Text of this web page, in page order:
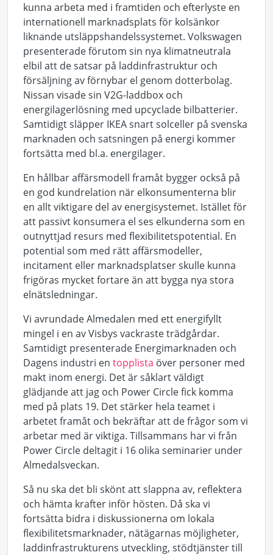
kunna arbeta med i framtiden och efterlyste en
internationell marknadsplats för kolsänkor
liknande utsläppshandelssystemet. Volkswagen
presenterade förutom sin nya klimatneutrala
elbil att de satsar på laddinfrastruktur och
försäljning av förnybar el genom dotterbolag.
Nissan visade sin V2G-laddbox och
energilagerlösning med upcyclade bilbatterier.
Samtidigt släpper IKEA snart solceller på svenska
marknaden och satsningen på energi kommer
fortsätta med bl.a. energilager.
En hållbar affärsmodell framåt bygger också på
en god kundrelation när elkonsumenterna blir
en allt viktigare del av energisystemet. Istället för
att passivt konsumera el ses elkunderna som en
outnyttjad resurs med flexibilitetspotential. En
potential som med rätt affärsmodeller,
incitament eller marknadsplatser skulle kunna
frigöras mycket fortare än att bygga nya stora
elnätsledningar.
Vi avrundade Almedalen med ett energifyllt
mingel i en av Visbys vackraste trädgårdar.
Samtidigt presenterade Energimarknaden och
Dagens industri en topplista över personer med
makt inom energi. Det är såklart väldigt
glädjande att jag och Power Circle fick komma
med på plats 19. Det stärker hela teamet i
arbetet framåt och bekräftar att de frågor som vi
arbetar med är viktiga. Tillsammans har vi från
Power Circle deltagit i 16 olika seminarier under
Almedalsveckan.
Så nu ska det bli skönt att slappna av, reflektera
och hämta krafter inför hösten. Då ska vi
fortsätta bidra i diskussionerna om lokala
flexibilitetsmarknader, nätägarnas möjligheter,
laddinfrastrukturens utveckling, stödtjänster till